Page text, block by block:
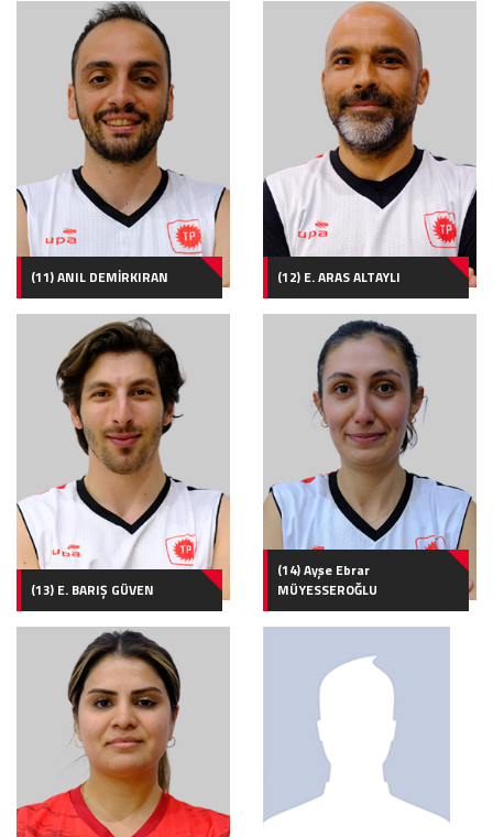
(11) ANIL DEMİRKIRAN (12) E. ARAS ALTAYLI
(13) E. BARIŞ GÜVEN
(14) Ayşe Ebrar
MÜYESSEROĞLU